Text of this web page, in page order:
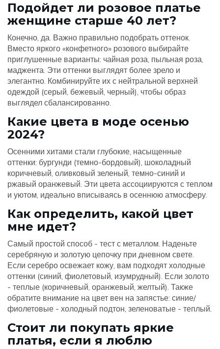
Подойдет ли розовое платье
женщине старше 40 лет?
Конечно, да. Важно правильно подобрать оттенок.
Вместо яркого «конфетного» розового выбирайте
приглушенные варианты: чайная роза, пыльная роза,
маджента. Эти оттенки выглядят более зрело и
элегантно. Комбинируйте их с нейтральной верхней
одеждой (серый, бежевый, черный), чтобы образ
выглядел сбалансированно.
Какие цвета в моде осенью
2024?
Осенними хитами стали глубокие, насыщенные
оттенки: бургунди (темно-бордовый), шоколадный
коричневый, оливковый зеленый, темно-синий и
ржавый оранжевый. Эти цвета ассоциируются с теплом
и уютом, идеально вписываясь в осеннюю атмосферу.
Как определить, какой цвет
мне идет?
Самый простой способ - тест с металлом. Наденьте
серебряную и золотую цепочку при дневном свете.
Если серебро освежает кожу, вам подходят холодные
оттенки (синий, фиолетовый, изумрудный). Если золото
- теплые (коричневый, оранжевый, желтый). Также
обратите внимание на цвет вен на запястье: синие/
фиолетовые - холодный подтон, зеленоватые - теплый.
Стоит ли покупать яркие
платья, если я люблю